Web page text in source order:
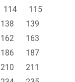
114
115
138
139
162
163
186
187
210
211